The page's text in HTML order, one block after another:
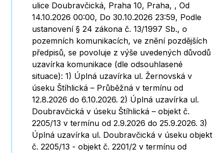
ulice Doubravčická, Praha 10, Praha, , Od
14.10.2026 00:00, Do 30.10.2026 23:59, Podle
ustanovení § 24 zákona č. 13/1997 Sb., o
pozemních komunikacích, ve znění pozdějších
předpisů, se povoluje z výše uvedených důvodů
uzavírka komunikace (dle odsouhlasené
situace): 1) Úplná uzavírka ul. Žernovská v
úseku Štíhlická – Průběžná v termínu od
12.8.2026 do 6.10.2026. 2) Úplná uzavírka ul.
Doubravčická v úseku Štíhlická – objekt č.
2205/13 v termínu od 2.9.2026 do 25.9.2026. 3)
Úplná uzavírka ul. Doubravčická v úseku objekt
č. 2205/13 - objekt č. 2201/2 v termínu od